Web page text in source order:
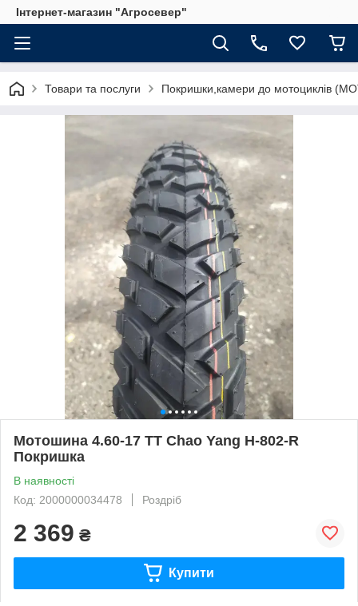
Інтернет-магазин "Агросевер"
Товари та послуги Покришки,камери до мотоциклів
Мотошина 4.60-17 ТТ Chao Yang H-802-R
Покришка
В наявності
Код: 2000000034478
Роздріб
2 369 ₴
Купити